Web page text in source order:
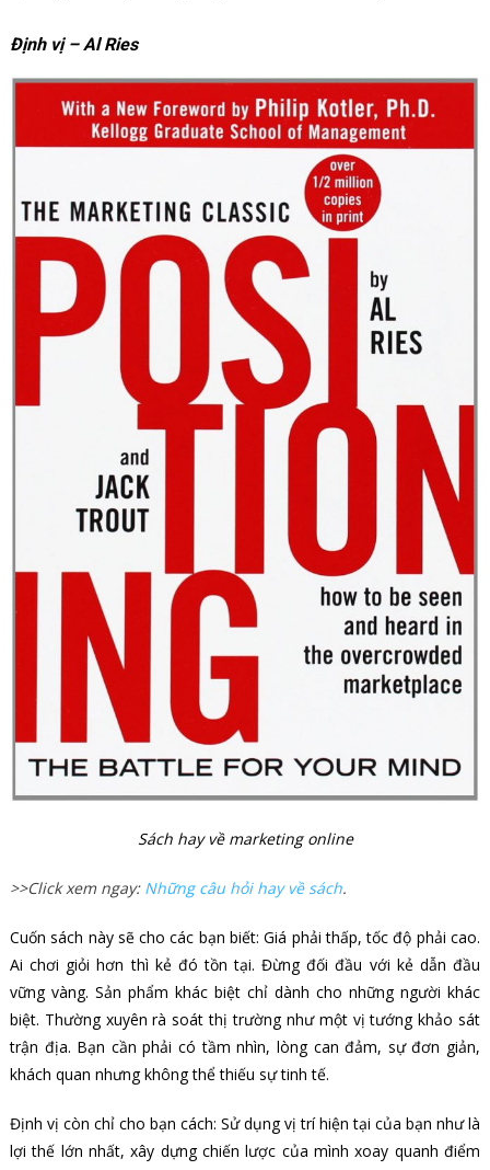
Định vị – Al Ries
Sách hay về marketing online
>>Click xem ngay: Những câu hỏi hay về sách.
Cuốn sách này sẽ cho các bạn biết: Giá phải thấp, tốc độ phải cao.
Ai chơi giỏi hơn thì kẻ đó tồn tại. Đừng đối đầu với kẻ dẫn đầu
vững vàng. Sản phẩm khác biệt chỉ dành cho những người khác
biệt. Thường xuyên rà soát thị trường như một vị tướng khảo sát
trận địa. Bạn cần phải có tầm nhìn, lòng can đảm, sự đơn giản,
khách quan nhưng không thể thiếu sự tinh tế.
Định vị còn chỉ cho bạn cách: Sử dụng vị trí hiện tại của bạn như là
lợi thế lớn nhất, xây dựng chiến lược của mình xoay quanh điểm